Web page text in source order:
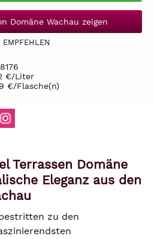
Domäne Wachau zeigen
EMPFEHLEN
€/Liter
€/Flasche(n)
Terrassen Domäne
Eleganz aus den
zu den